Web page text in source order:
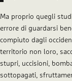
Ma proprio quegli
errore di guardarsi
compiuto dagli
territorio non loro,
stupri, uccisioni,
sottopagati,